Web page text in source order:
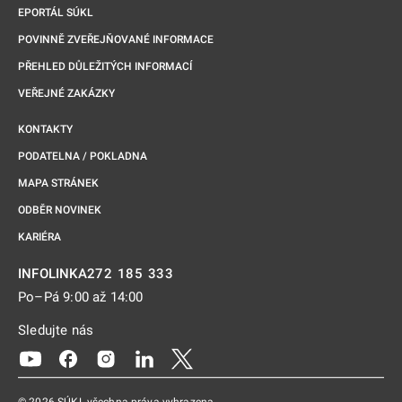
EPORTÁL SÚKL
POVINNĚ ZVEŘEJŇOVANÉ INFORMACE
PŘEHLED DŮLEŽITÝCH INFORMACÍ
VEŘEJNÉ ZAKÁZKY
KONTAKTY
PODATELNA / POKLADNA
MAPA STRÁNEK
ODBĚR NOVINEK
KARIÉRA
INFOLINKA272 185 333
Po–Pá 9:00 až 14:00
Sledujte nás
Odkaz se otevře na nové kartě
Odkaz se otevře na nové kartě
Odkaz se otevře na nové kartě
Odkaz se otevře na nové kartě